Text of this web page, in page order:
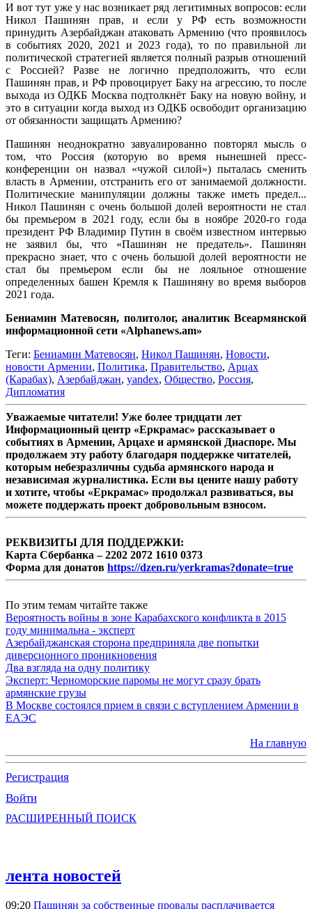
И вот тут уже у нас возникает ряд легитимных вопросов: если
Никол Пашинян прав, и если у РФ есть возможности
принудить Азербайджан атаковать Армению (что проявилось
в событиях 2020, 2021 и 2023 года), то по правильной ли
политической стратегией является полный разрыв отношений
с Россией? Разве не логично предположить, что если
Пашинян прав, и РФ провоцирует Баку на агрессию, то после
выхода из ОДКБ Москва подтолкнёт Баку на новую войну, и
это в ситуации когда выход из ОДКБ освободит организацию
от обязанности защищать Армению?
Пашинян неоднократно завуалированно повторял мысль о
том, что Россия (которую во время нынешней пресс-
конференции он назвал «чужой силой») пыталась сменить
власть в Армении, отстранить его от занимаемой должности.
Политические манипуляции должны также иметь предел...
Никол Пашинян с очень большой долей вероятности не стал
бы премьером в 2021 году, если бы в ноябре 2020-го года
президент РФ Владимир Путин в своём известном интервью
не заявил бы, что «Пашинян не предатель». Пашинян
прекрасно знает, что с очень большой долей вероятности не
стал бы премьером если бы не лояльное отношение
определенных башен Кремля к Пашиняну во время выборов
2021 года.
Бениамин Матевосян, политолог, аналитик Всеармянской
информационной сети «Alphanews.am»
Теги: Бениамин Матевосян, Никол Пашинян, Новости,
новости Армении, Политика, Правительство, Арцах
(Карабах), Азербайджан, yandex, Общество, Россия,
Дипломатия
Уважаемые читатели! Уже более тридцати лет
Информационный центр «Еркрамас» рассказывает о
событиях в Армении, Арцахе и армянской Диаспоре. Мы
продолжаем эту работу благодаря поддержке читателей,
которым небезразличны судьба армянского народа и
независимая журналистика. Если вы цените нашу работу
и хотите, чтобы «Еркрамас» продолжал развиваться, вы
можете поддержать проект добровольным взносом.
РЕКВИЗИТЫ ДЛЯ ПОДДЕРЖКИ:
Карта Сбербанка – 2202 2072 1610 0373
Форма для донатов https://dzen.ru/yerkramas?donate=true
По этим темам читайте также
Вероятность войны в зоне Карабахского конфликта в 2015
году минимальна - эксперт
Азербайджанская сторона предприняла две попытки
диверсионного проникновения
Два взгляда на одну политику
Эксперт: Черноморские паромы не могут сразу брать
армянские грузы
В Москве состоялся прием в связи с вступлением Армении в
ЕАЭС
На главную
Регистрация
Войти
РАСШИРЕННЫЙ ПОИСК
лента новостей
09:20 Пашинян за собственные провалы расплачивается